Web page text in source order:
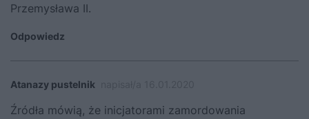
Przemysława II.
Odpowiedz
Atanazy pustelnik
Źródła mówią, że inicjatorami zamordowania